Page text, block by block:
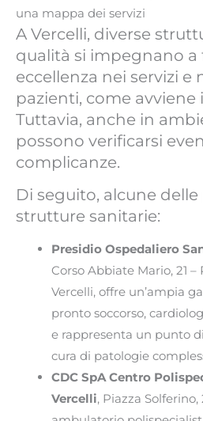
una mappa dei servizi
A Vercelli, diverse
qualità si impegnano a
eccellenza nei servizi e
pazienti, come avviene
Tuttavia, anche in
possono verificarsi
complicanze.
Di seguito, alcune
strutture sanitarie:
Presidio Ospedaliero
Corso Abbiate Mario, 21 –
Vercelli, offre un’ampia
pronto soccorso,
e rappresenta un punto
cura di patologie
CDC SpA Centro
Vercelli, Piazza Solferino,